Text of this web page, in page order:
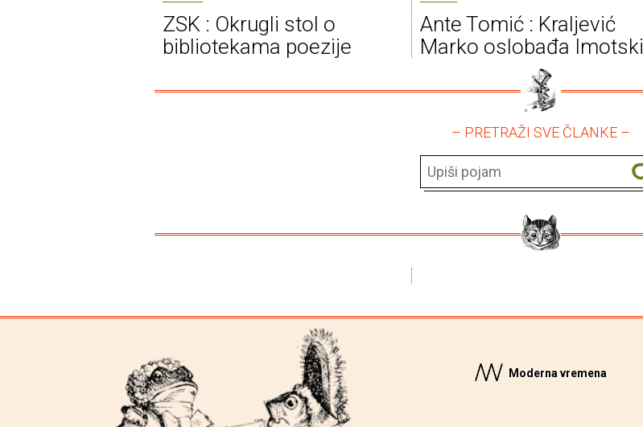
ZSK : Okrugli stol o
bibliotekama poezije
Ante Tomić : Kraljević
Marko oslobađa Imotski
– PRETRAŽI SVE ČLANKE –
Moderna vremena